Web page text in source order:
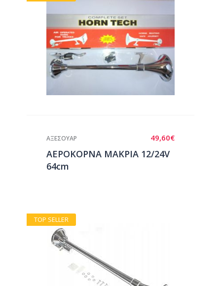
49,60€
ΑΞΕΣΟΥΑΡ
ΑΕΡΟΚΟΡΝΑ ΜΑΚΡΙΑ 12/24V
64cm
TOP SELLER